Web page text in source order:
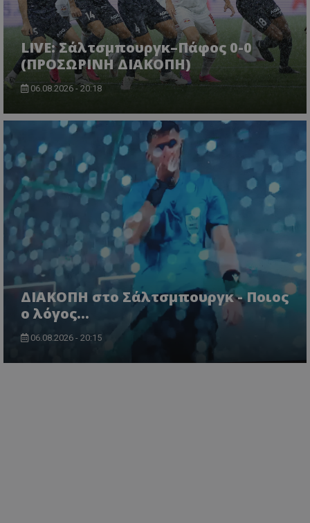
LIVE: Σάλτσμπουργκ–Πάφος 0-0
(ΠΡΟΣΩΡΙΝΗ ΔΙΑΚΟΠΗ)
06.08.2026 - 20:18
ΔΙΑΚΟΠΗ στο Σάλτσμπουργκ - Ποιος
ο λόγος...
06.08.2026 - 20:15